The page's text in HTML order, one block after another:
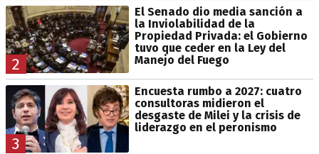
2
El Senado dio media sanción a
la Inviolabilidad de la
Propiedad Privada: el Gobierno
tuvo que ceder en la Ley del
Manejo del Fuego
3
Encuesta rumbo a 2027: cuatro
consultoras midieron el
desgaste de Milei y la crisis de
liderazgo en el peronismo